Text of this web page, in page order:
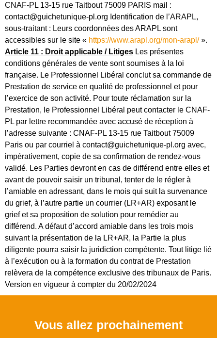
CNAF-PL 13-15 rue Taitbout 75009 PARIS mail :
contact@guichetunique-pl.org Identification de l’ARAPL,
sous-traitant : Leurs coordonnées des ARAPL sont
accessibles sur le site « https://www.arapl.org/mon-arapl/».
Article 11 : Droit applicable / Litiges Les présentes
conditions générales de vente sont soumises à la loi
française. Le Professionnel Libéral conclut sa commande de
Prestation de service en qualité de professionnel et pour
l’exercice de son activité. Pour toute réclamation sur la
Prestation, le Professionnel Libéral peut contacter le CNAF-
PL par lettre recommandée avec accusé de réception à
l’adresse suivante : CNAF-PL 13-15 rue Taitbout 75009
Paris ou par courriel à contact@guichetunique-pl.org avec,
impérativement, copie de sa confirmation de rendez-vous
validé. Les Parties devront en cas de différend entre elles et
avant de pouvoir saisir un tribunal, tenter de le régler à
l’amiable en adressant, dans le mois qui suit la survenance
du grief, à l’autre partie un courrier (LR+AR) exposant le
grief et sa proposition de solution pour remédier au
différend. A défaut d’accord amiable dans les trois mois
suivant la présentation de la LR+AR, la Partie la plus
diligente pourra saisir la juridiction compétente. Tout litige lié
à l’exécution ou à la formation du contrat de Prestation
relèvera de la compétence exclusive des tribunaux de Paris.
Version en vigueur à compter du 20/02/2024
Vous allez prochainement